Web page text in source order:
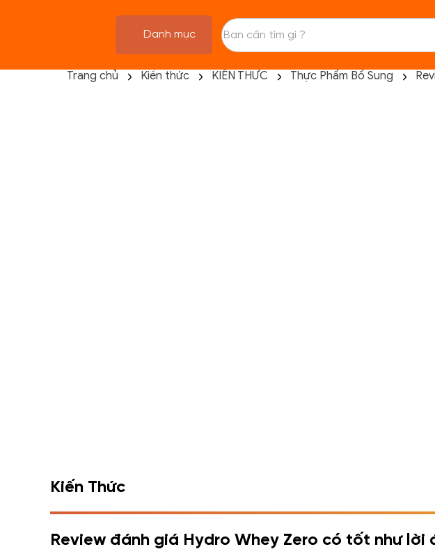
Danh mục
Trang chủ Kiến thức KIẾN THỨC Thực Phẩm Bổ Sung
Kiến Thức
Review đánh giá Hydro Whey Zero có tốt như lời